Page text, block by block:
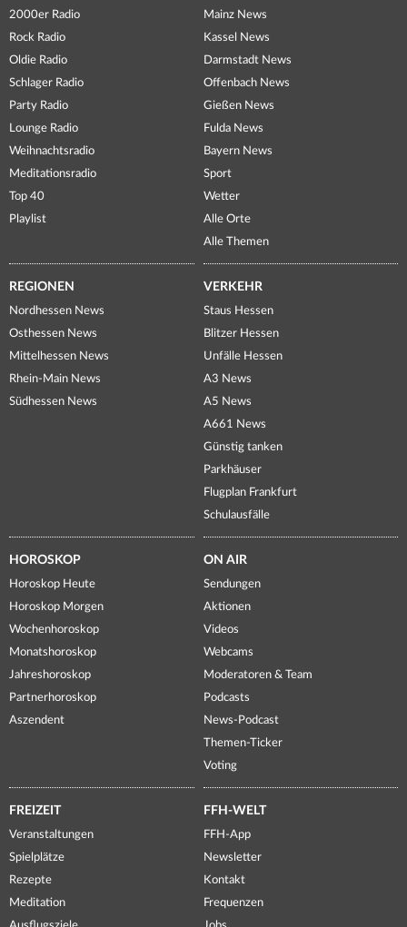
2000er Radio
Rock Radio
Oldie Radio
Schlager Radio
Party Radio
Lounge Radio
Weihnachtsradio
Meditationsradio
Top 40
Playlist
Mainz News
Kassel News
Darmstadt News
Offenbach News
Gießen News
Fulda News
Bayern News
Sport
Wetter
Alle Orte
Alle Themen
REGIONEN
Nordhessen News
Osthessen News
Mittelhessen News
Rhein-Main News
Südhessen News
VERKEHR
Staus Hessen
Blitzer Hessen
Unfälle Hessen
A3 News
A5 News
A661 News
Günstig tanken
Parkhäuser
Flugplan Frankfurt
Schulausfälle
HOROSKOP
Horoskop Heute
Horoskop Morgen
Wochenhoroskop
Monatshoroskop
Jahreshoroskop
Partnerhoroskop
Aszendent
ON AIR
Sendungen
Aktionen
Videos
Webcams
Moderatoren & Team
Podcasts
News-Podcast
Themen-Ticker
Voting
FREIZEIT
Veranstaltungen
Spielplätze
Rezepte
Meditation
FFH-WELT
FFH-App
Newsletter
Kontakt
Frequenzen